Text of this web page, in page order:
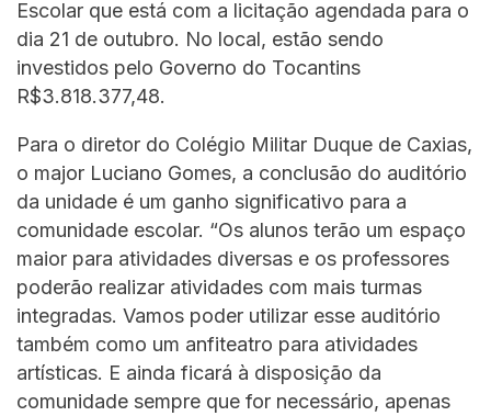
Escolar que está com a licitação agendada para o
dia 21 de outubro. No local, estão sendo
investidos pelo Governo do Tocantins
R$3.818.377,48.
Para o diretor do Colégio Militar Duque de Caxias,
o major Luciano Gomes, a conclusão do auditório
da unidade é um ganho significativo para a
comunidade escolar. “Os alunos terão um espaço
maior para atividades diversas e os professores
poderão realizar atividades com mais turmas
integradas. Vamos poder utilizar esse auditório
também como um anfiteatro para atividades
artísticas. E ainda ficará à disposição da
comunidade sempre que for necessário, apenas